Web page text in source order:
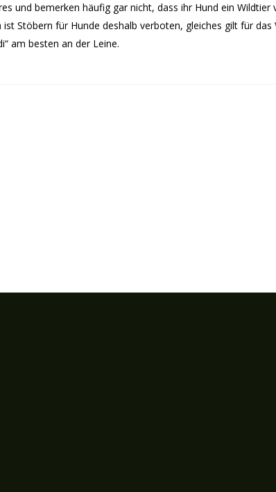
und bemerken häufig gar nicht, dass ihr Hund ein
Stöbern für Hunde deshalb verboten, gleiches gilt für das
am besten an der Leine.